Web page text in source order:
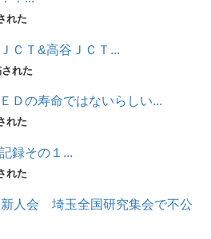
れた
ＣＴ&高谷ＪＣＴ...
れた
Ｄの寿命ではないらしい...
れた
録その１...
れた
人会 埼玉全国研究集会で不公